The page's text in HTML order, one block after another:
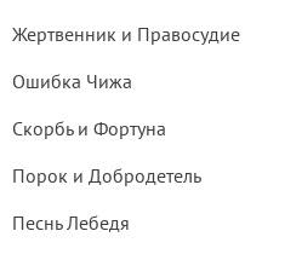
Жертвенник и Правосудие
Ошибка Чижа
Скорбь и Фортуна
Порок и Добродетель
Песнь Лебедя